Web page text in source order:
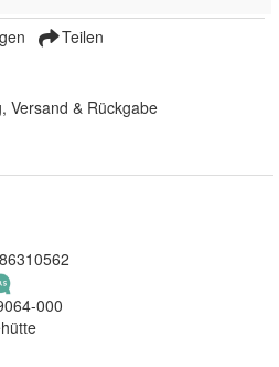
Teilen
Versand & Rückgabe
000